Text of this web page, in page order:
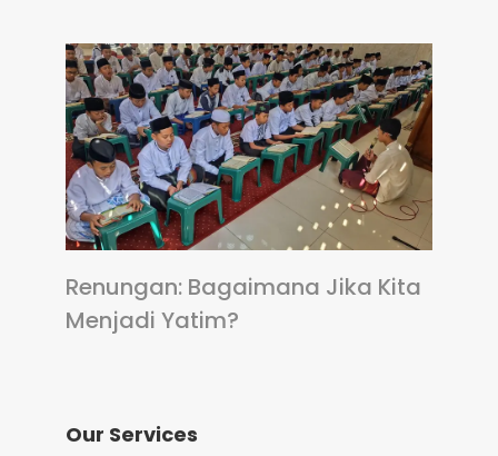
Renungan: Bagaimana Jika Kita
Menjadi Yatim?
Our Services